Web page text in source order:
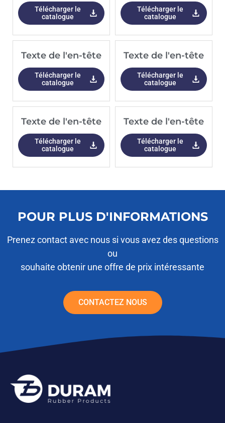
Télécharger le
catalogue
Télécharger le
catalogue
Texte de l'en-tête
Télécharger le
catalogue
Texte de l'en-tête
Télécharger le
catalogue
Texte de l'en-tête
Télécharger le
catalogue
Texte de l'en-tête
Télécharger le
catalogue
POUR PLUS D'INFORMATIONS
Prenez contact avec nous si vous avez des questions
ou
souhaite obtenir une offre de prix intéressante
CONTACTEZ NOUS